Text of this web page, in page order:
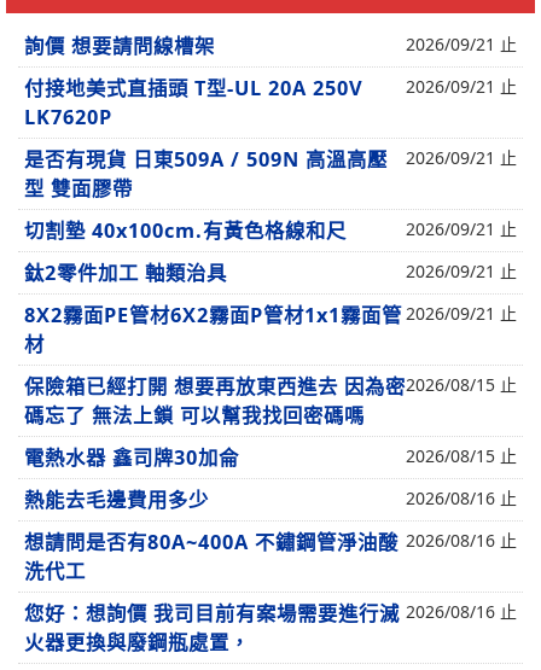
詢價 想要請問線槽架 2026/09/21 止
付接地美式直插頭 T型-UL 20A 250V
LK7620P
2026/09/21 止
是否有現貨 日東509A / 509N 高溫高壓
型 雙面膠帶
2026/09/21 止
切割墊 40x100cm.有黃色格線和尺 2026/09/21 止
鈦2零件加工 軸類治具 2026/09/21 止
8X2霧面PE管材6X2霧面P管材1x1霧面管
材
2026/09/21 止
保險箱已經打開 想要再放東西進去 因為密
碼忘了 無法上鎖 可以幫我找回密碼嗎
2026/08/15 止
電熱水器 鑫司牌30加侖 2026/08/15 止
熱能去毛邊費用多少 2026/08/16 止
想請問是否有80A~400A 不鏽鋼管淨油酸
洗代工
2026/08/16 止
您好：想詢價 我司目前有案場需要進行滅
火器更換與廢鋼瓶處置，
2026/08/16 止